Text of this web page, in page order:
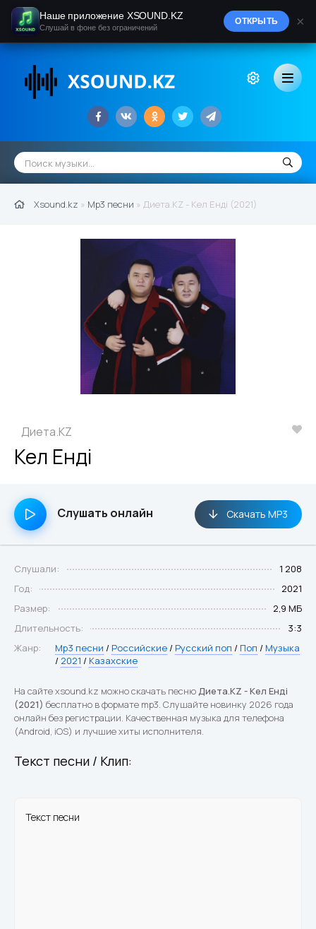
Xsound.kz » Mp3 песни » Диета.KZ - Кел Енді (2021)
Диета.KZ
Кел Енді
Слушать онлайн Скачать MP3
Слушали:
1 208
Год:
2021
Размер:
2,9 МБ
Длительность:
3:3
Жанр:
Mp3 песни / Российские / Русский поп / Поп / Музыка
/ 2021 / Казахские
На сайте xsound.kz можно скачать песнюДиета.KZ - Кел Енді
(2021) бесплатно в формате mp3. Слушайте новинку 2026 года
онлайн без регистрации. Качественная музыка для телефона
(Android, iOS) и лучшие хиты исполнителя.
Текст песни / Клип:
Текст песни
Наше приложение XSOUND.KZ
Слушай в фоне без ограничений
ОТКРЫТЬ ×